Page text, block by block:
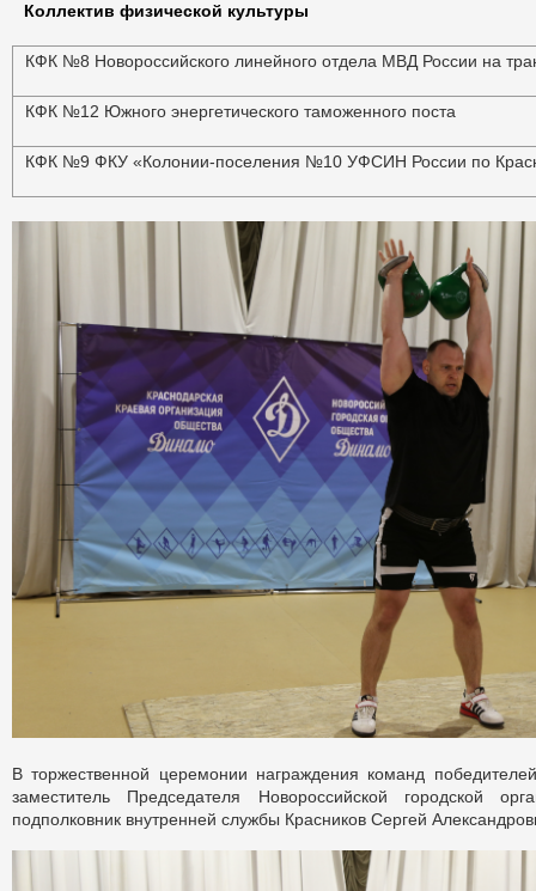
Коллектив физической культуры
КФК №8 Новороссийского линейного отдела МВД России на
КФК №12 Южного энергетического таможенного поста
КФК №9 ФКУ «Колонии-поселения №10 УФСИН России по
В торжественной церемонии награждения команд
заместитель Председателя Новороссийской городской
подполковник внутренней службы Красников Сергей